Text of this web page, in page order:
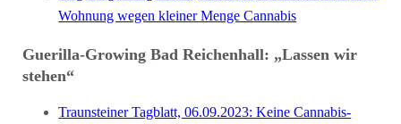
Wohnung wegen kleiner Menge Cannabis
Guerilla-Growing Bad Reichenhall: „Lassen wir
stehen“
Traunsteiner Tagblatt, 06.09.2023: Keine Cannabis-